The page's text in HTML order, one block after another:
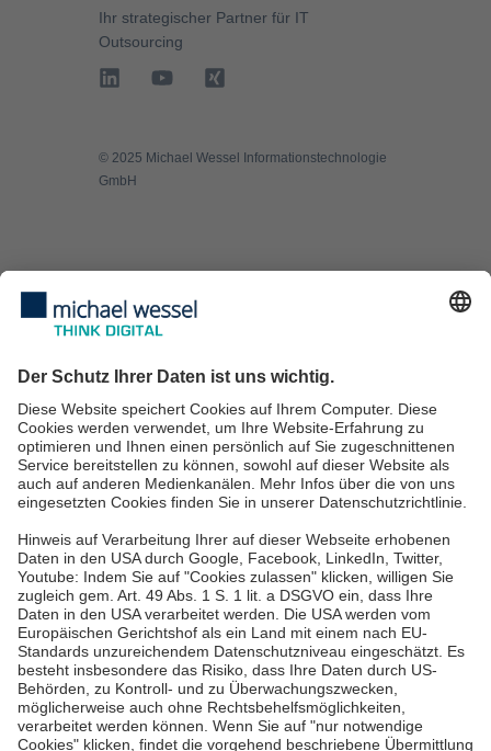
Ihr strategischer Partner für IT
Outsourcing
©️ 2025 Michael Wessel Informationstechnologie
GmbH
Managed Services
IT Consulting
IT-Services für KMU
IT Service Desk
Über uns
Karriere
Blog
News & Events